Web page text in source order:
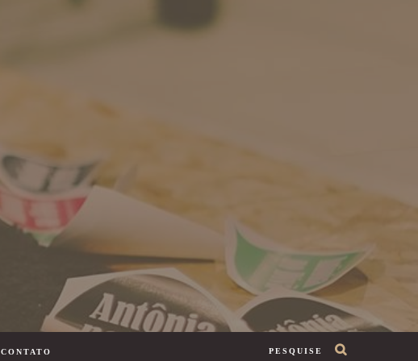
PESQUISE
CONTATO